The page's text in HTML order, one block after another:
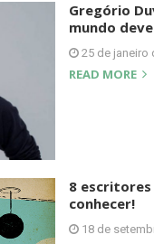
Gregório
mundo
25 de janeiro
READ MORE
8
conhecer!
18 de